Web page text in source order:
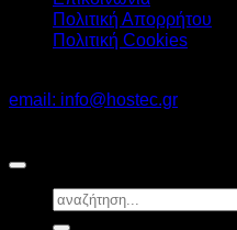
Πολιτική Απορρήτου
Πολιτική Cookies
email: info@hostec.gr
Αναζήτηση
για: